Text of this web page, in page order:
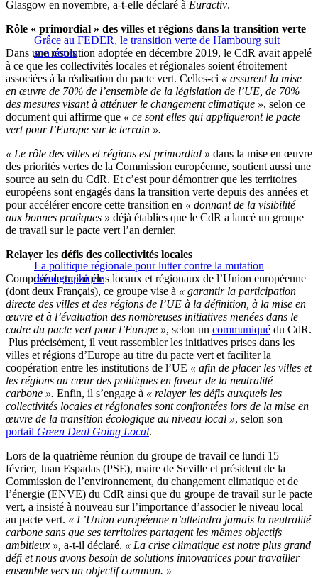
Glasgow en novembre, a-t-elle déclaré à Euractiv.
Grâce au FEDER, le transition verte de Hambourg suit
son cours
Rôle « primordial » des villes et régions dans la transition verte
Dans une résolution adoptée en décembre 2019, le CdR avait appelé
à ce que les collectivités locales et régionales soient étroitement
associées à la réalisation du pacte vert. Celles-ci « assurent la mise
en œuvre de 70% de l’ensemble de la législation de l’UE, de 70%
des mesures visant à atténuer le changement climatique », selon ce
document qui affirme que « ce sont elles qui appliqueront le pacte
vert pour l’Europe sur le terrain ».
« Le rôle des villes et régions est primordial » dans la mise en œuvre
des priorités vertes de la Commission européenne, soutient aussi une
source au sein du CdR. Et c’est pour démontrer que les territoires
européens sont engagés dans la transition verte depuis des années et
pour accélérer encore cette transition en « donnant de la visibilité
aux bonnes pratiques » déjà établies que le CdR a lancé un groupe
de travail sur le pacte vert l’an dernier.
La politique régionale pour lutter contre la mutation
démographique
Relayer les défis des collectivités locales
Composé de treize élus locaux et régionaux de l’Union européenne
(dont deux Français), ce groupe vise à « garantir la participation
directe des villes et des régions de l’UE à la définition, à la mise en
œuvre et à l’évaluation des nombreuses initiatives menées dans le
cadre du pacte vert pour l’Europe », selon un communiqué du CdR.
Plus précisément, il veut rassembler les initiatives prises dans les
villes et régions d’Europe au titre du pacte vert et faciliter la
coopération entre les institutions de l’UE « afin de placer les villes et
les régions au cœur des politiques en faveur de la neutralité
carbone ». Enfin, il s’engage à « relayer les défis auxquels les
collectivités locales et régionales sont confrontées lors de la mise en
œuvre de la transition écologique au niveau local », selon son
portail Green Deal Going Local.
Lors de la quatrième réunion du groupe de travail ce lundi 15
février, Juan Espadas (PSE), maire de Seville et président de la
Commission de l’environnement, du changement climatique et de
l’énergie (ENVE) du CdR ainsi que du groupe de travail sur le pacte
vert, a insisté à nouveau sur l’importance d’associer le niveau local
au pacte vert. « L’Union européenne n’atteindra jamais la neutralité
carbone sans que ses territoires partagent les mêmes objectifs
ambitieux », a-t-il déclaré. « La crise climatique est notre plus grand
défi et nous avons besoin de solutions innovatrices pour travailler
ensemble vers un objectif commun. »